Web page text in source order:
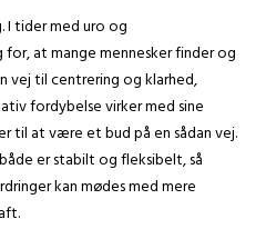
I tider med uro og
at mange mennesker finder og
vej til centrering og klarhed,
fordybelse virker med sine
til at være et bud på en sådan vej.
er stabilt og fleksibelt, så
kan mødes med mere